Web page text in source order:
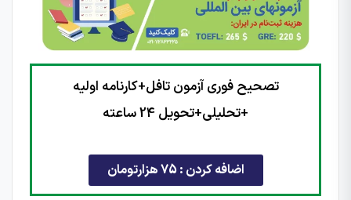
تصحیح فوری آزمون تافل+کارنامه اولیه
+تحلیلی+تحویل 24 ساعته
اضافه کردن : 75 هزارتومان